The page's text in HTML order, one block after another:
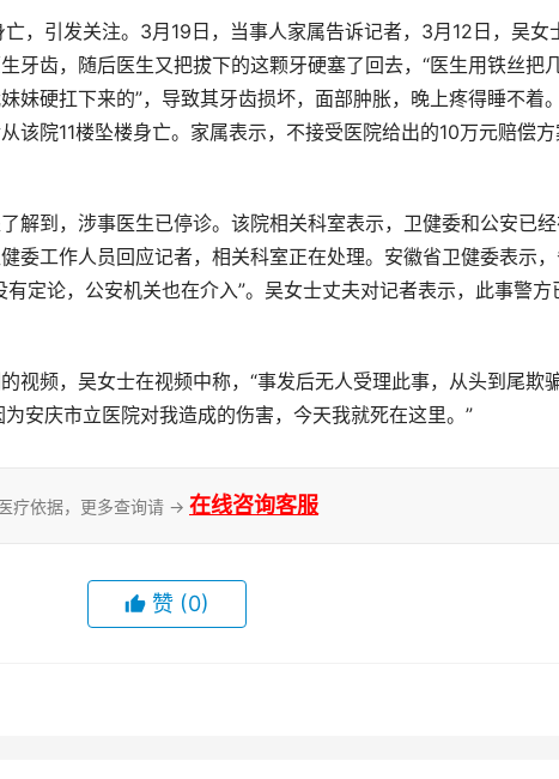
，引发关注。3月19日，当事人家属告诉记者，3月12日，吴女
牙齿，随后医生又把拔下的这颗牙硬塞了回去，“医生用铁丝把
妹硬扛下来的”，导致其牙齿损坏，面部肿胀，晚上疼得睡不着
该院11楼坠楼身亡。家属表示，不接受医院给出的10万元赔偿
解到，涉事医生已停诊。该院相关科室表示，卫健委和公安已
委工作人员回应记者，相关科室正在处理。安徽省卫健委表示
定论，公安机关也在介入”。吴女士丈夫对记者表示，此事警方
视频，吴女士在视频中称，“事发后无人受理此事，从头到尾欺
安庆市立医院对我造成的伤害，今天我就死在这里。”
疗依据，更多查询请 → 在线咨询客服
赞 (0)